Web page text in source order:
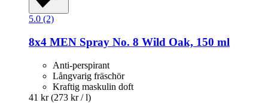
5.0 (2)
8x4 MEN Spray No. 8 Wild Oak, 150 ml
Anti-perspirant
Långvarig fräschör
Kraftig maskulin doft
41 kr (273 kr / l)